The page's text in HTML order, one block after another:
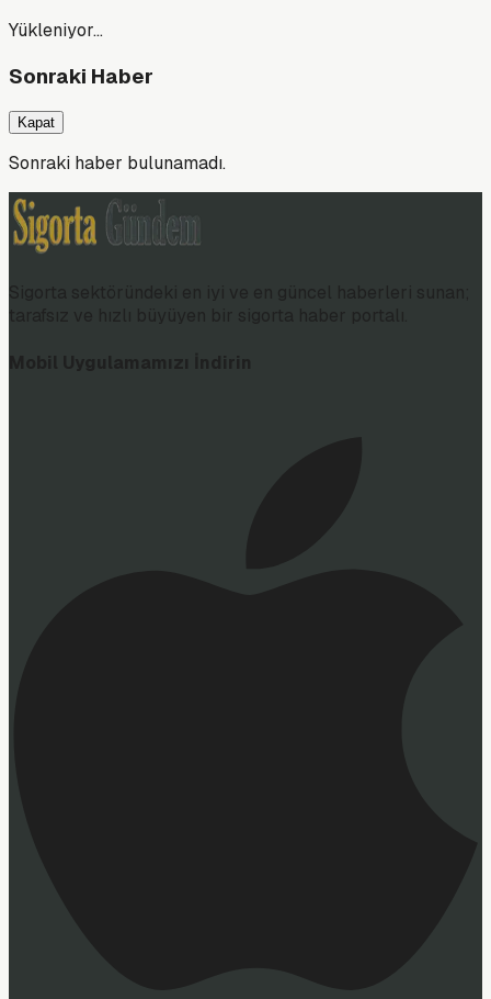
Yükleniyor…
Sonraki Haber
Kapat
Sonraki haber bulunamadı.